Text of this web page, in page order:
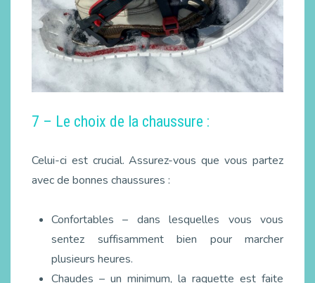
7 – Le choix de la chaussure :
Celui-ci est crucial. Assurez-vous que vous partez
avec de bonnes chaussures :
Confortables – dans lesquelles vous vous
sentez suffisamment bien pour marcher
plusieurs heures.
Chaudes – un minimum, la raquette est faite